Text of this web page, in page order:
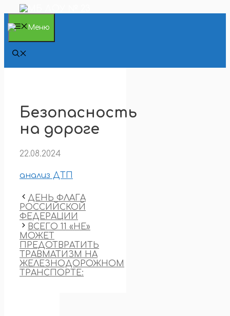
Перейти
содержимому
Меню
Безопасность
на дороге
22.08.2024
анализ ДТП
ДЕНЬ ФЛАГА
РОССИЙСКОЙ
ФЕДЕРАЦИИ
ВСЕГО 11 «НЕ»
МОЖЕТ
ПРЕДОТВРАТИТЬ
ТРАВМАТИЗМ НА
ЖЕЛЕЗНОДОРОЖНОМ
ТРАНСПОРТЕ: